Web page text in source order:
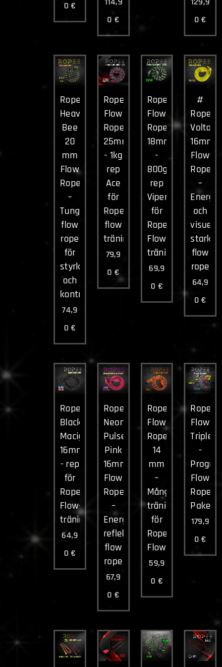
0 €
0 €
0 €
Ropee
Heavy
Bee
20
mm
Flow
Rope
–
Tung
flow
rope
för
styrka
och
kontroll
74,9
0 €
Ropee
Flow
Rope
25mm
- 1kg
rep
Ace
för
Rope
flow
träning
79,9
0 €
Ropee
Flow
Rope
18mm
-
800g
rep
Viper
för
Rope
Flow
träning
69,9
0 €
#
Ropee
Voltage
16mm
Flow
Rope
–
och
visuellt
starkt
flow
rope
64,9
0 €
Ropee
Black
Macig
16mm
- rep
för
Rope
Flow-
träning
64,9
0 €
Ropee
Neon
Pulse
Pink
16mm
Flow
Rope
–
Energiskt
reflekterande
flow
rope
67,9
0 €
Ropee
Flow
Rope
14
mm
–
Mångsidigt
träningsrep
för
Rope
Flow
59,9
0 €
Ropee
Flow
Triple
-
Flow
Rope
Paket
179,9
0 €